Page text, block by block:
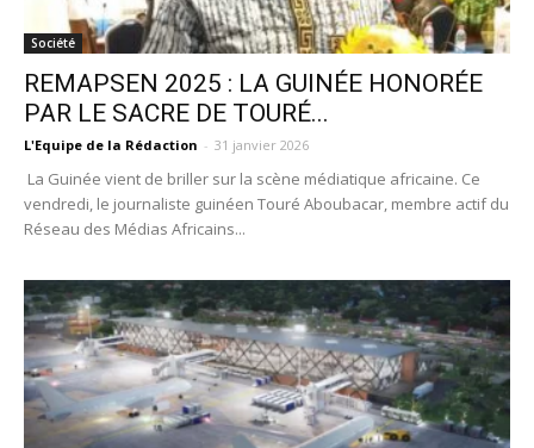
Société
REMAPSEN 2025 : LA GUINÉE HONORÉE
PAR LE SACRE DE TOURÉ...
L'Equipe de la Rédaction - 31 janvier 2026
La Guinée vient de briller sur la scène médiatique africaine. Ce
vendredi, le journaliste guinéen Touré Aboubacar, membre actif du
Réseau des Médias Africains...